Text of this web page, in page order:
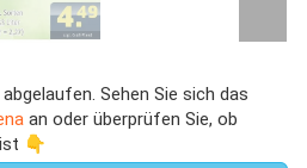
Sehen Sie sich das
an oder überprüfen Sie, ob
👇